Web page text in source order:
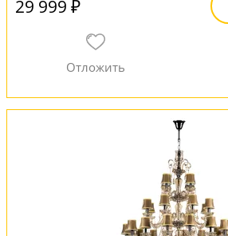
29 999 ₽